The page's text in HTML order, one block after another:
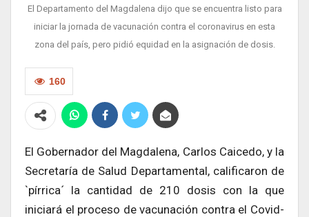
El Departamento del Magdalena dijo que se encuentra listo para
iniciar la jornada de vacunación contra el coronavirus en esta
zona del país, pero pidió equidad en la asignación de dosis.
160
El Gobernador del Magdalena, Carlos Caicedo, y la
Secretaría de Salud Departamental, calificaron de
`pírrica´ la cantidad de 210 dosis con la que
iniciará el proceso de vacunación contra el Covid-